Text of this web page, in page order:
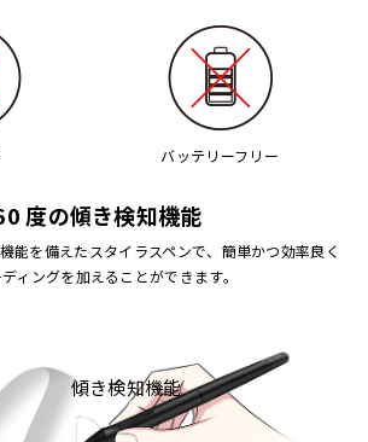
バッテリーフリー
度の傾き検知機能
能を備えたスタイラスペンで、簡単かつ効率良く
ィングを加えることができます。
傾き検知機能